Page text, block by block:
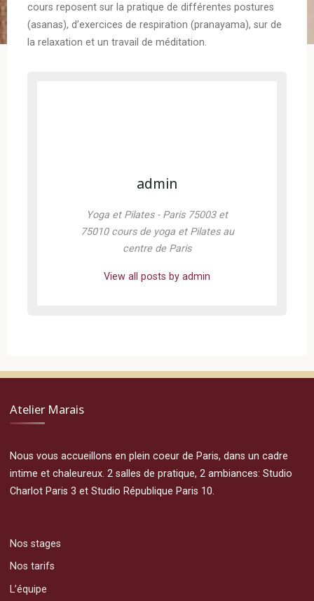
cours reposent sur la pratique de différentes postures
(asanas), d’exercices de respiration (pranayama), sur de
la relaxation et un travail de méditation.
admin
Yoga et Pilates - Paris 75003 et
75010 cours de yoga et Pilates au
centre de Paris
View all posts by admin
Atelier Marais
Nous vous accueillons en plein coeur de Paris, dans un cadre
intime et chaleureux. 2 salles de pratique, 2 ambiances: Studio
Charlot Paris 3 et Studio République Paris 10.
Nos stages
Nos tarifs
L’équipe